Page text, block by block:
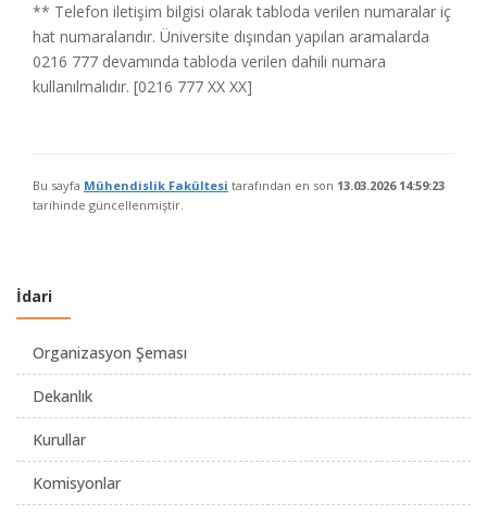
** Telefon iletişim bilgisi olarak tabloda verilen numaralar iç
hat numaralarıdır. Üniversite dışından yapılan aramalarda
0216 777 devamında tabloda verilen dahili numara
kullanılmalıdır. [0216 777 XX XX]
Bu sayfa Mühendislik Fakültesi tarafından en son 13.03.2026 14:59:23
tarihinde güncellenmiştir.
İdari
Organizasyon Şeması
Dekanlık
Kurullar
Komisyonlar